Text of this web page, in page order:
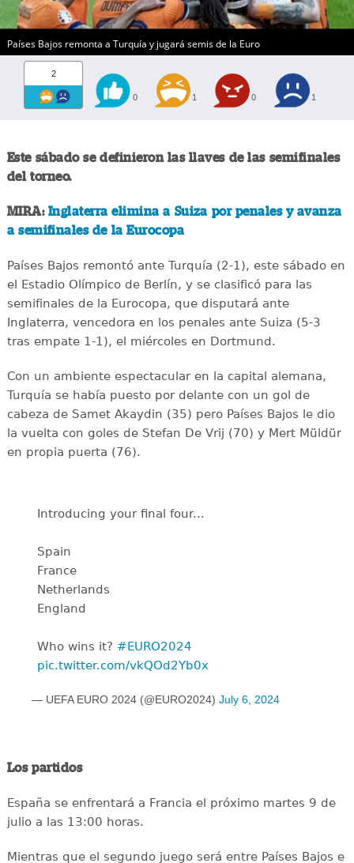
Países Bajos remonta a Turquía y jugará semis de la Euro
2
0 1 0 1
Este sábado se definieron las llaves de las semifinales
del torneo.
MIRA:Inglaterra elimina a Suiza por penales y avanza
a semifinales de la Eurocopa
Países Bajos remontó ante Turquía (2-1), este sábado en
el Estadio Olímpico de Berlín, y se clasificó para las
semifinales de la Eurocopa, que disputará ante
Inglaterra, vencedora en los penales ante Suiza (5-3
tras empate 1-1), el miércoles en Dortmund.
Con un ambiente espectacular en la capital alemana,
Turquía se había puesto por delante con un gol de
cabeza de Samet Akaydin (35) pero Países Bajos le dio
la vuelta con goles de Stefan De Vrij (70) y Mert Müldür
en propia puerta (76).
Introducing your final four...
Spain
France
Netherlands
England
Who wins it? #EURO2024
pic.twitter.com/vkQOd2Yb0x
— UEFA EURO 2024 (@EURO2024) July 6, 2024
Los partidos
España se enfrentará a Francia el próximo martes 9 de
julio a las 13:00 horas.
Mientras que el segundo juego será entre Países Bajos e